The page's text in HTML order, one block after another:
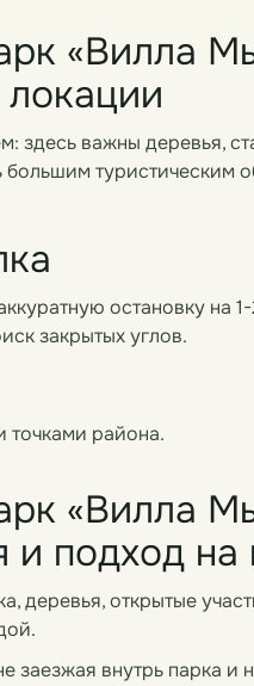
«Вилла
здесь важны деревья,
большим туристическим
остановку на
закрытых углов.
точками района.
«Вилла
и подход на
деревья, открытые
заезжая внутрь парка и